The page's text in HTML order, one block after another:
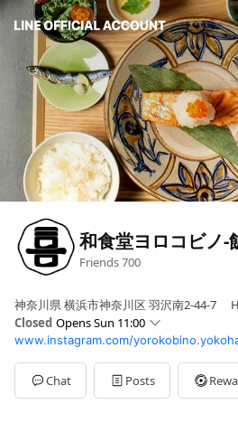
和食堂ヨロコビノ-
Friends700
神奈川県 横浜市神奈川区 羽沢南2-44-7
Closed Opens Sun 11:00
Sun11:00 - 22:00
Mon11:00 - 15:00,17:00 - 22:00
Tue11:00 - 15:00,17:00 - 22:00
Wed11:00 - 15:00,17:00 - 22:00
www.instagram.com/
Chat Posts